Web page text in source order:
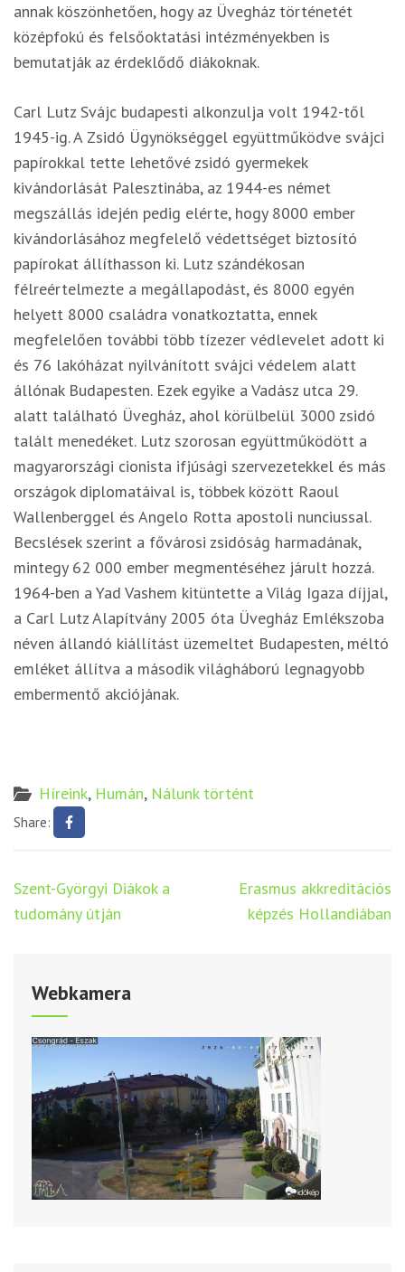
annak köszönhetően, hogy az Üvegház történetét
középfokú és felsőoktatási intézményekben is
bemutatják az érdeklődő diákoknak.
Carl Lutz Svájc budapesti alkonzulja volt 1942-től
1945-ig. A Zsidó Ügynökséggel együttműködve svájci
papírokkal tette lehetővé zsidó gyermekek
kivándorlását Palesztinába, az 1944-es német
megszállás idején pedig elérte, hogy 8000 ember
kivándorlásához megfelelő védettséget biztosító
papírokat állíthasson ki. Lutz szándékosan
félreértelmezte a megállapodást, és 8000 egyén
helyett 8000 családra vonatkoztatta, ennek
megfelelően további több tízezer védlevelet adott ki
és 76 lakóházat nyilvánított svájci védelem alatt
állónak Budapesten. Ezek egyike a Vadász utca 29.
alatt található Üvegház, ahol körülbelül 3000 zsidó
talált menedéket. Lutz szorosan együttműködött a
magyarországi cionista ifjúsági szervezetekkel és más
országok diplomatáival is, többek között Raoul
Wallenberggel és Angelo Rotta apostoli nunciussal.
Becslések szerint a fővárosi zsidóság harmadának,
mintegy 62 000 ember megmentéséhez járult hozzá.
1964-ben a Yad Vashem kitüntette a Világ Igaza díjjal,
a Carl Lutz Alapítvány 2005 óta Üvegház Emlékszoba
néven állandó kiállítást üzemeltet Budapesten, méltó
emléket állítva a második világháború legnagyobb
embermentő akciójának.
Híreink, Humán, Nálunk történt
Share:
Bejegyzés
navigáció
Szent-Györgyi Diákok a
tudomány útján
Erasmus akkreditációs
képzés Hollandiában
Webkamera